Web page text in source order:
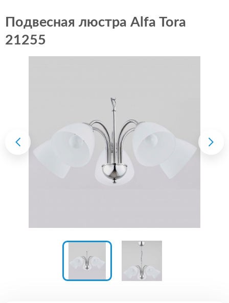
Подвесная люстра Alfa Tora
21255